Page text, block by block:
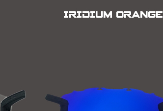
ECRAN SIMPLE LIGHT
IRIDIUM ORANGE